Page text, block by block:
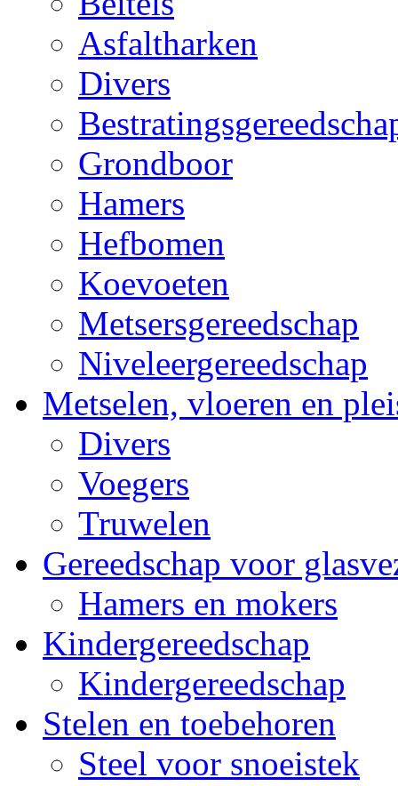
Asfaltharken
Divers
Grondboor
Hamers
Hefbomen
Koevoeten
Metsersgereedschap
Niveleergereedschap
Metselen, vloeren en
Divers
Voegers
Truwelen
Gereedschap voor
Hamers en mokers
Kindergereedschap
Kindergereedschap
Stelen en toebehoren
Steel voor snoeistek